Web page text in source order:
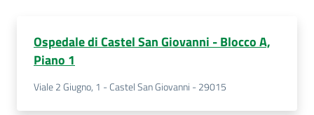
Ospedale di Castel San Giovanni - Blocco A,
Piano 1
Viale 2 Giugno, 1 - Castel San Giovanni - 29015